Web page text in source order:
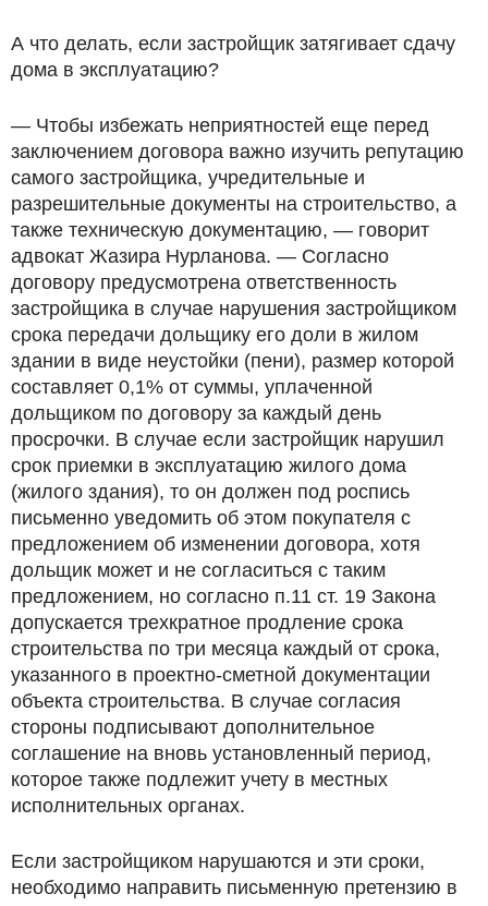
А что делать, если застройщик затягивает сдачу
дома в эксплуатацию?
— Чтобы избежать неприятностей еще перед
заключением договора важно изучить репутацию
самого застройщика, учредительные и
разрешительные документы на строительство, а
также техническую документацию, — говорит
адвокат Жазира Нурланова. — Согласно
договору предусмотрена ответственность
застройщика в случае нарушения застройщиком
срока передачи дольщику его доли в жилом
здании в виде неустойки (пени), размер которой
составляет 0,1% от суммы, уплаченной
дольщиком по договору за каждый день
просрочки. В случае если застройщик нарушил
срок приемки в эксплуатацию жилого дома
(жилого здания), то он должен под роспись
письменно уведомить об этом покупателя с
предложением об изменении договора, хотя
дольщик может и не согласиться с таким
предложением, но согласно п.11 ст. 19 Закона
допускается трехкратное продление срока
строительства по три месяца каждый от срока,
указанного в проектно-сметной документации
объекта строительства. В случае согласия
стороны подписывают дополнительное
соглашение на вновь установленный период,
которое также подлежит учету в местных
исполнительных органах.
Если застройщиком нарушаются и эти сроки,
необходимо направить письменную претензию в